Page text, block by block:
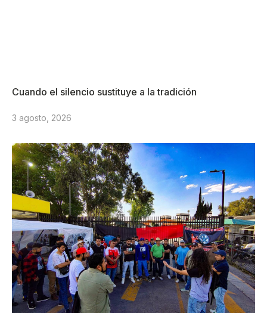
Cuando el silencio sustituye a la tradición
3 agosto, 2026